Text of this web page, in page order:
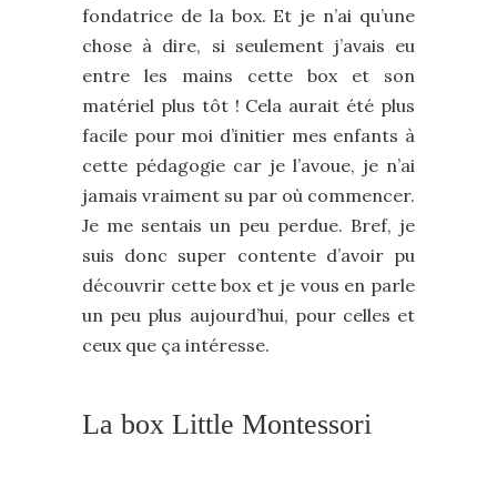
fondatrice de la box. Et je n’ai qu’une
chose à dire, si seulement j’avais eu
entre les mains cette box et son
matériel plus tôt ! Cela aurait été plus
facile pour moi d’initier mes enfants à
cette pédagogie car je l’avoue, je n’ai
jamais vraiment su par où commencer.
Je me sentais un peu perdue. Bref, je
suis donc super contente d’avoir pu
découvrir cette box et je vous en parle
un peu plus aujourd’hui, pour celles et
ceux que ça intéresse.
La box Little Montessori